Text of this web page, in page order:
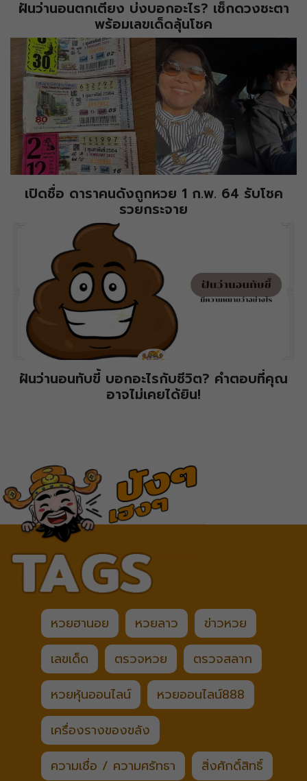
ฝันว่านอนตกเตียง บ่งบอกอะไร? เช็กดวงชะตา
พร้อมเลขเด็ดลุ้นโชค
เปิดชื่อ ดาราคนดังถูกหวย 1 ก.พ. 64 รับโชค
รวยกระจาย
ฝันว่านอนทับขี้ บอกอะไรกับชีวิต? คำตอบที่คุณ
อาจไม่เคยได้ยิน!
หวยฮานอย หวยลาว
ข่าวหวย
เลขเด็ด
ตรวจหวย
ตรวจสลาก
หวยหุ้นออนไลน์
หวยออนไลน์888
เครื่องรางของขลัง
ความเชื่อ / ความศรัทธา
สิ่งศักดิ์สิทธิ์